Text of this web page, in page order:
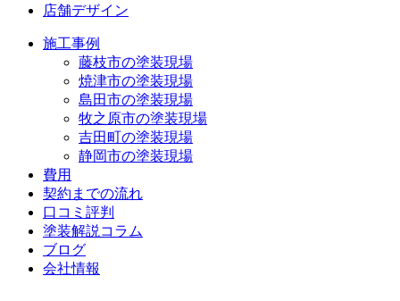
店舗デザイン
施工事例
藤枝市の塗装現場
焼津市の塗装現場
島田市の塗装現場
牧之原市の塗装現場
吉田町の塗装現場
静岡市の塗装現場
費用
契約までの流れ
口コミ評判
塗装解説コラム
ブログ
会社情報